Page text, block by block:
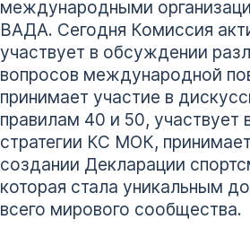
международными
ВАДА. Сегодня Комиссия
участвует в обсуждении
вопросов международной
принимает участие в
правилам 40 и 50, участвует
стратегии КС МОК,
создании Декларации
которая стала уникальным
всего мирового сообщества.